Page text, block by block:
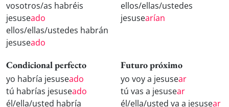
vosotros/as habréis
jesuseado
ellos/ellas/ustedes habrán
jesuseado
ellos/ellas/ustedes
jesusearían
Condicional perfecto
yo habría jesuseado
tú habrías jesuseado
él/ella/usted habría
Futuro próximo
yo voy a jesusear
tú vas a jesusear
él/ella/usted va a jesusear